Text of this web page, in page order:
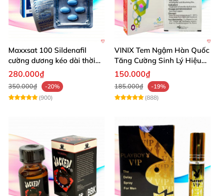
Maxxsat 100 Sildenafil
cường dương kéo dài thời
gian dùng hiệu quả nhanh
280.000₫
350.000₫
-20%
(900)
VINIX Tem Ngậm Hàn Quốc
Tăng Cường Sinh Lý Hiệu
Quả
150.000₫
185.000₫
-19%
(888)